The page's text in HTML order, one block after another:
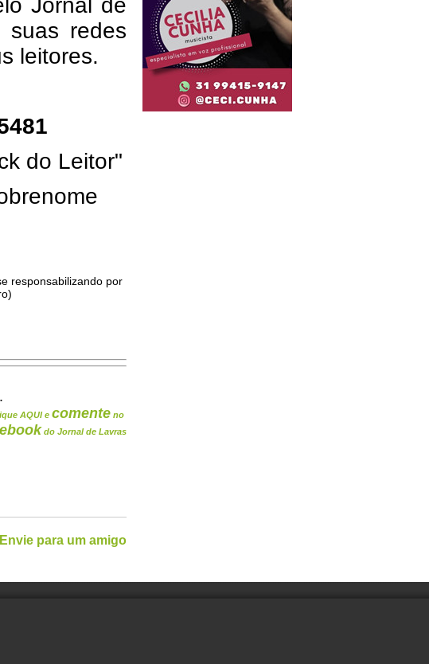
Jornal de
redes
leitores.
do Leitor"
responsabilizando por
AQUI e comente no
do Jornal de Lavras
Envie para um amigo